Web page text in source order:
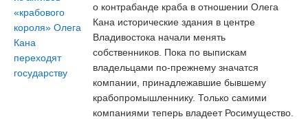
о контрабанде краба в отношении Олега
Кана исторические здания в центре
Владивостока начали менять
собственников. Пока по выпискам
владельцами по-прежнему значатся
компании, принадлежавшие бывшему
крабопромышленнику. Только самими
компаниями теперь владеет Росимущество.